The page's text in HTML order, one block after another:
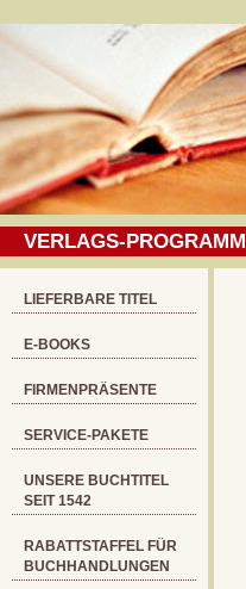
VERLAGS-PROGRAMM
LIEFERBARE TITEL
E-BOOKS
FIRMENPRÄSENTE
SERVICE-PAKETE
UNSERE BUCHTITEL
SEIT 1542
RABATTSTAFFEL FÜR
BUCHHANDLUNGEN